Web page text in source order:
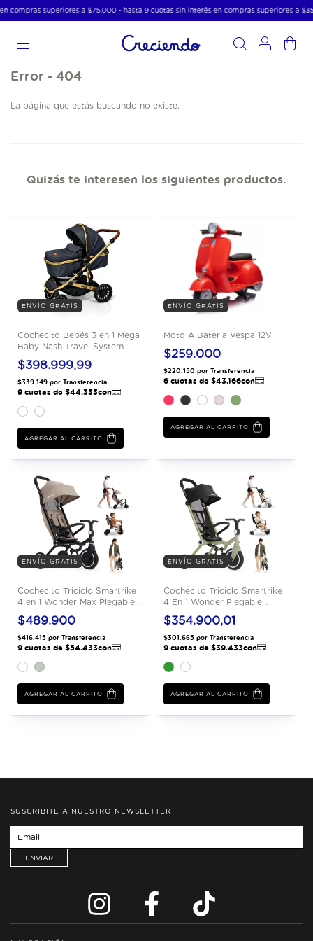
superiores a $75.000 - hasta 9 cuotas sin interés en compras superiores a
Error - 404
La página que estás buscando no existe.
Quizás te interesen los siguientes productos.
ENVÍO GRATIS
Cochecito Bebés 3 en 1 Mega
Baby Nash Travel System
$398.999,99
AGREGAR AL CARRITO
ENVÍO GRATIS
Moto A Bateria Vespa 12V
$259.000
AGREGAR AL CARRITO
ENVÍO GRATIS
Cochecito Triciclo Smartrike
4 en 1 Wonder Max Plegable
Compacto
$489.900
AGREGAR AL CARRITO
ENVÍO GRATIS
Cochecito Triciclo Smartrike
4 En 1 Wonder Plegable
Compacto
$354.900,01
AGREGAR AL CARRITO
SUSCRIBITE A NUESTRO NEWSLETTER